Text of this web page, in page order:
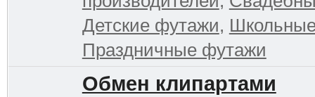
Детские футажи,
Праздничные футажи
Обмен клипартами